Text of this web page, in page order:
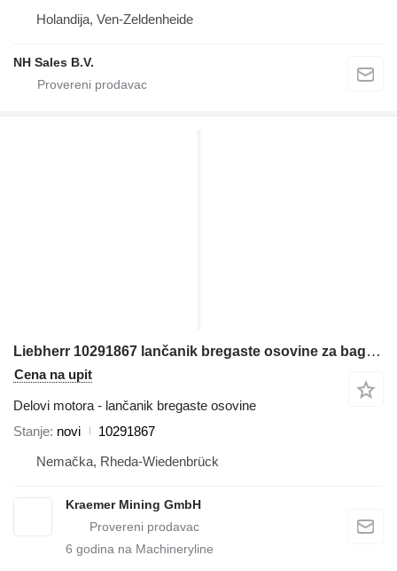
Holandija, Ven-Zeldenheide
NH Sales B.V.
Liebherr 10291867 lančanik bregaste osovine za bagera
Cena na upit
Delovi motora - lančanik bregaste osovine
Stanje novi
10291867
Nemačka, Rheda-Wiedenbrück
Kraemer Mining GmbH
6 godina na Machineryline